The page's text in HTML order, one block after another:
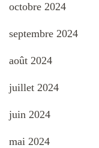
octobre 2024
septembre 2024
août 2024
juillet 2024
juin 2024
mai 2024